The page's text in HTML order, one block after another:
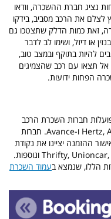
נציג חברת ההשכרה, וודאו
לצלם את הרכב מסביב, בידקו
זאת כמות הדלק שתצטכו גם
או דיזל, ושימו לב לדבר
להיות בתוקף ובמצב טוב,
אל תצאו עם רכב שהצמיגים
הפחות ידועות.
חברות השכרת הרכב
הבינלאומיות - Hertz, Avis, Sixt, Budget, Eurocar ו-Avance. חברות
ההזמנה יציינו את נקודת
הללו, שנמצא בעמוד השכרת